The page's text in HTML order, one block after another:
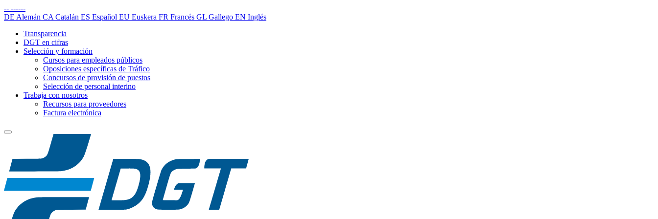
-- ------
DE Alemán CA Catalán ES Español EU Euskera FR Francés GL Gallego EN Inglés
Transparencia
DGT en cifras
Selección y formación
Cursos para empleados públicos
Oposiciones específicas de Tráfico
Concursos de provisión de puestos
Selección de personal interino
Trabaja con nosotros
Recursos para proveedores
Factura electrónica